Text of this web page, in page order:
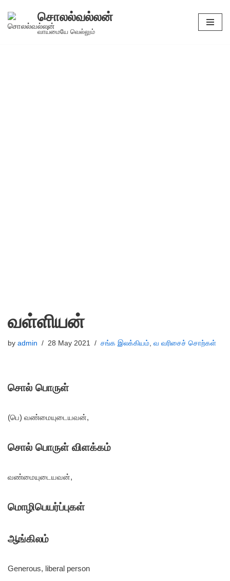
Skip
சொலல்வல்லன்
வாய்மையே வெல்லும்
வள்ளியன்
by admin 28 May 2021 சங்க இலக்கியம், வ வரிசைச் சொற்கள்
சொல் பொருள்
(பெ) வண்மையுடையவன்,
சொல் பொருள் விளக்கம்
வண்மையுடையவன்,
மொழிபெயர்ப்புகள்
ஆங்கிலம்
Generous, liberal person